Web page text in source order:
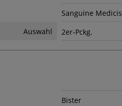
Sanguine Medicis
Auswahl
2er-Pckg.
Bister